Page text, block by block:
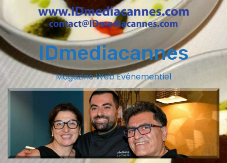
IDmediacannes
Magazine Web Evénementiel